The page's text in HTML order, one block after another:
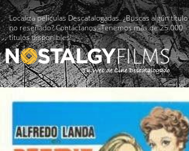
Localiza películas Descatalogadas. ¿Buscas algún título
no reseñado? Contáctanos -Tenemos más de 25.000
títulos disponibles!